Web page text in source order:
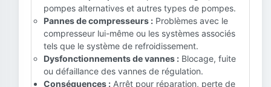
pompes alternatives et autres types de pompes.
Pannes de compresseurs : Problèmes avec le
compresseur lui-même ou les systèmes associés
tels que le système de refroidissement.
Dysfonctionnements de vannes : Blocage, fuite
ou défaillance des vannes de régulation.
Conséquences : Arrêt pour réparation, perte de